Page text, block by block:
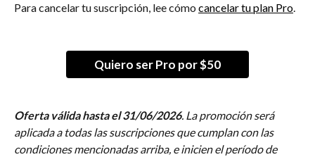
Para cancelar tu suscripción, lee cómo cancelar tu plan Pro.
Quiero ser Pro por $50
Oferta válida hasta el 31/06/2026. La promoción será
aplicada a todas las suscripciones que cumplan con las
condiciones mencionadas arriba, e inicien el período de